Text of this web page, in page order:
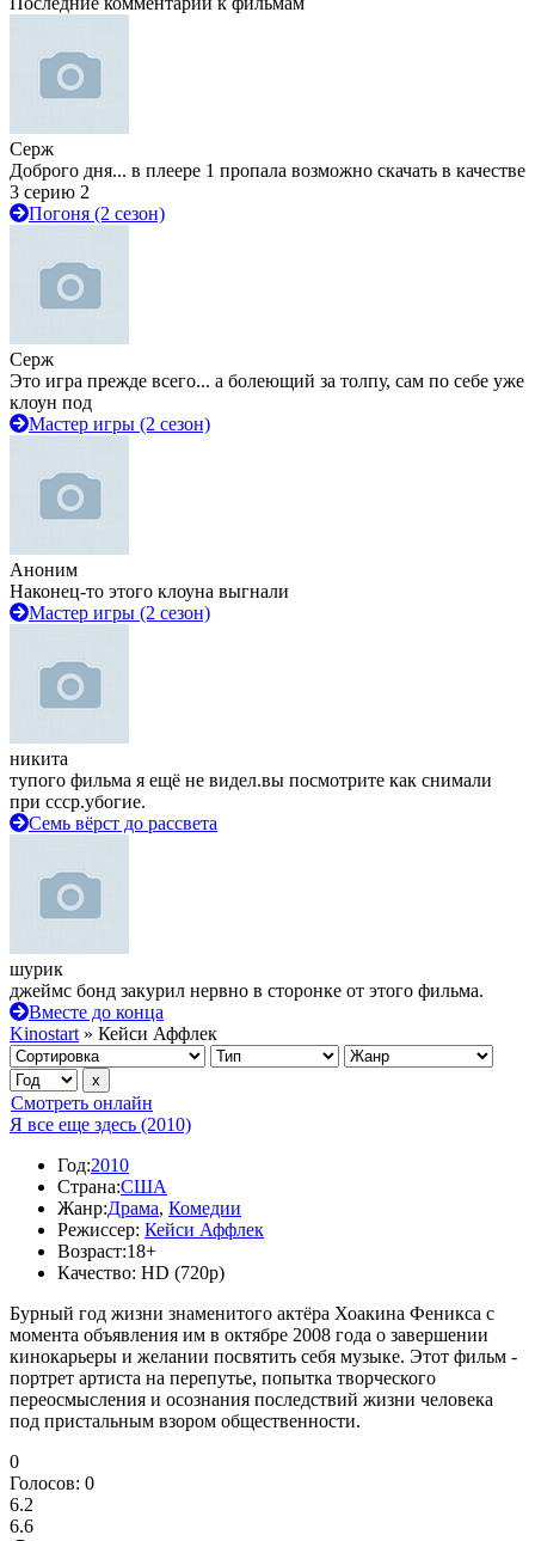
Серж
Доброго дня... в плеере 1 пропала возможно скачать в качестве
3 серию 2
Погоня (2 сезон)
Серж
Это игра прежде всего... а болеющий за толпу, сам по себе уже
клоун под
Мастер игры (2 сезон)
Аноним
Наконец-то этого клоуна выгнали
Мастер игры (2 сезон)
никита
тупого фильма я ещё не видел.вы посмотрите как снимали
при ссср.убогие.
Семь вёрст до рассвета
шурик
джеймс бонд закурил нервно в сторонке от этого фильма.
Вместе до конца
Kinostart » Кейси Аффлек
Смотреть онлайн
Я все еще здесь (2010)
Год:2010
Страна:США
Жанр:Драма, Комедии
Режиссер: Кейси Аффлек
Возраст:18+
Качество: HD (720p)
Бурный год жизни знаменитого актёра Хоакина Феникса с
момента объявления им в октябре 2008 года о завершении
кинокарьеры и желании посвятить себя музыке. Этот фильм -
портрет артиста на перепутье, попытка творческого
переосмысления и осознания последствий жизни человека
под пристальным взором общественности.
0
Голосов: 0
6.2
6.6